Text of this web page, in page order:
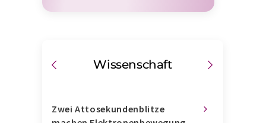
die oben ausgewählten
Die Speicherung und
Basis unserer
Datenschutzerklärung.
Wissenschaft
Zwei Attosekundenblitze